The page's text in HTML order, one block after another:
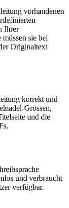
vorhandenen
Ihrer
sie bei
Originaltext
korrekt und
Grössen,
und die
und verbraucht
verfügbar.